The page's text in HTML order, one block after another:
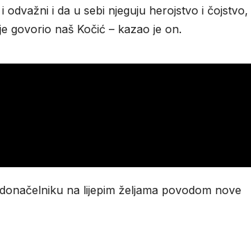
i da u sebi njeguju herojstvo i čojstvo,
govorio naš Kočić – kazao je on.
na lijepim željama povodom nove